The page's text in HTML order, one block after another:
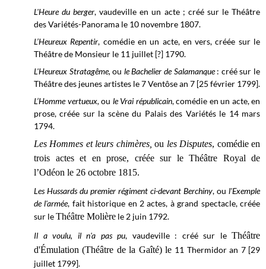
L'Heure du berger, vaudeville en un acte ; créé sur le Théâtre
des Variétés-Panorama le 10 novembre 1807.
L’Heureux Repentir, comédie en un acte, en vers, créée sur le
Théâtre de Monsieur le 11 juillet [?] 1790.
L'Heureux Stratagême,ou le Bachelier de Salamanque : créé sur le
Théâtre des jeunes artistes le 7 Ventôse an 7 [25 février 1799].
L’Homme vertueux, ou le Vrai républicain, comédie en un acte, en
prose, créée sur la scène du Palais des Variétés le 14 mars
1794.
Les Hommes et leurs chimères,ou les Disputes, comédie en
trois actes et en prose, créée sur le Théâtre Royal de
l’Odéon le 26 octobre 1815.
Les Hussards du premier régiment ci-devant Berchiny, ou l'Exemple
de l'armée, fait historique en 2 actes, à grand spectacle, créée
sur leThéâtre Molière le 2 juin 1792.
Il a voulu, il n'a pas pu, vaudeville : créé sur le Théâtre
d'Émulation (Théâtre de la Gaîté) le 11 Thermidor an 7 [29
juillet 1799].